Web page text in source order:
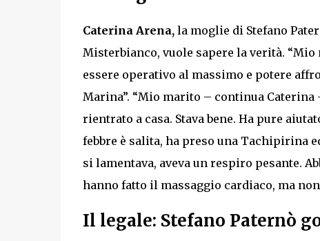
Caterina Arena,la moglie di Stefano
Misterbianco, vuole sapere la verità.
essere operativo al massimo e potere
Marina”. “Mio marito – continua
rientrato a casa. Stava bene. Ha pure
febbre è salita, ha preso una Tachipirina
si lamentava, aveva un respiro pesante.
hanno fatto il massaggio cardiaco, ma non
Il legale: Stefano Paternò